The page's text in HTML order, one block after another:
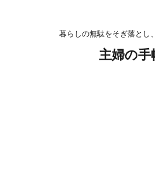
暮らしの無駄をそぎ落とし
主婦の手